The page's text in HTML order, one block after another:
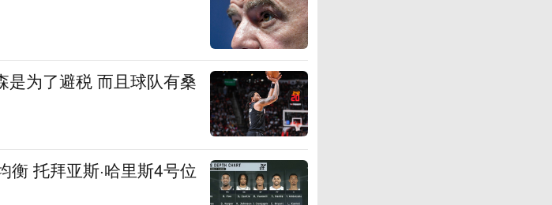
是为了避税 而且球队有桑
衡 托拜亚斯·哈里斯4号位